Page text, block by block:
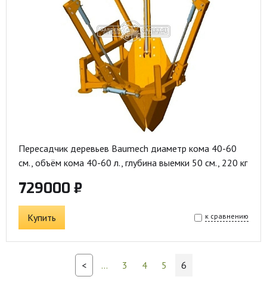
Пересадчик деревьев Baumech диаметр кома 40-60
см., объём кома 40-60 л., глубина выемки 50 см., 220 кг
729000 ₽
Купить к сравнению
< ... 3 4 5 6